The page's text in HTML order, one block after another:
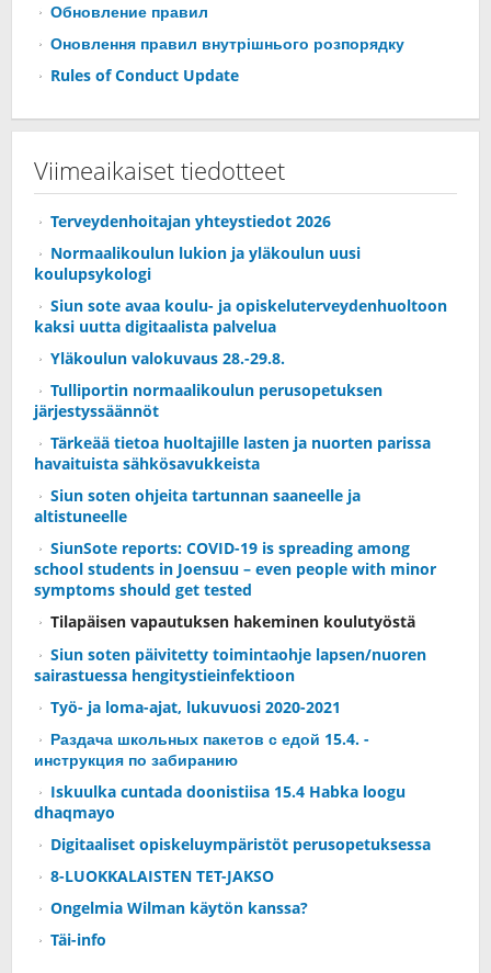
Обновление правил
Оновлення правил внутрішнього розпорядку
Rules of Conduct Update
Viimeaikaiset tiedotteet
Terveydenhoitajan yhteystiedot 2026
Normaalikoulun lukion ja yläkoulun uusi
koulupsykologi
Siun sote avaa koulu- ja opiskeluterveydenhuoltoon
kaksi uutta digitaalista palvelua
Yläkoulun valokuvaus 28.-29.8.
Tulliportin normaalikoulun perusopetuksen
järjestyssäännöt
Tärkeää tietoa huoltajille lasten ja nuorten parissa
havaituista sähkösavukkeista
Siun soten ohjeita tartunnan saaneelle ja
altistuneelle
SiunSote reports: COVID-19 is spreading among
school students in Joensuu – even people with minor
symptoms should get tested
Tilapäisen vapautuksen hakeminen koulutyöstä
Siun soten päivitetty toimintaohje lapsen/nuoren
sairastuessa hengitystieinfektioon
Työ- ja loma-ajat, lukuvuosi 2020-2021
Раздача школьных пакетов с едой 15.4. -
инструкция по забиранию
Iskuulka cuntada doonistiisa 15.4 Habka loogu
dhaqmayo
Digitaaliset opiskeluympäristöt perusopetuksessa
8-LUOKKALAISTEN TET-JAKSO
Ongelmia Wilman käytön kanssa?
Täi-info